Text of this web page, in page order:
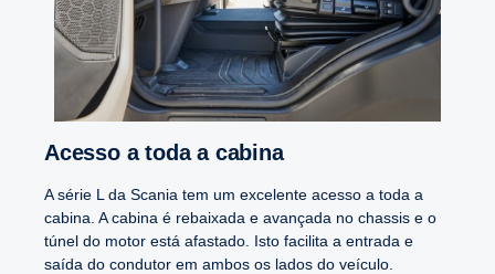
Acesso a toda a cabina
A série L da Scania tem um excelente acesso a toda a
cabina. A cabina é rebaixada e avançada no chassis e o
túnel do motor está afastado. Isto facilita a entrada e
saída do condutor em ambos os lados do veículo.